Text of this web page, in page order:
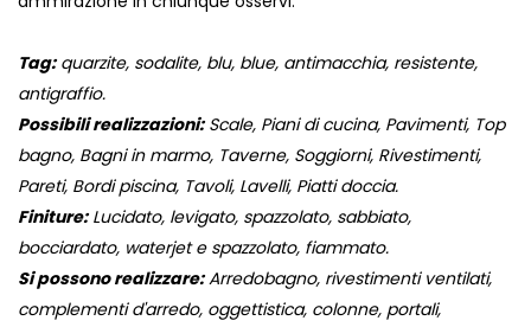
Tag:quarzite, sodalite, blu, blue, antimacchia, resistente,
antigraffio.
Possibili realizzazioni:Scale, Piani di cucina, Pavimenti, Top
bagno, Bagni in marmo, Taverne, Soggiorni, Rivestimenti,
Pareti, Bordi piscina, Tavoli, Lavelli, Piatti doccia.
Finiture:Lucidato, levigato, spazzolato, sabbiato,
bocciardato, waterjet e spazzolato, fiammato.
Si possono realizzare:Arredobagno, rivestimenti ventilati,
complementi d'arredo, oggettistica, colonne, portali,